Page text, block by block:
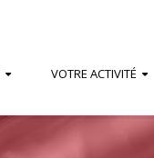
VOTRE ACTIVITÉ